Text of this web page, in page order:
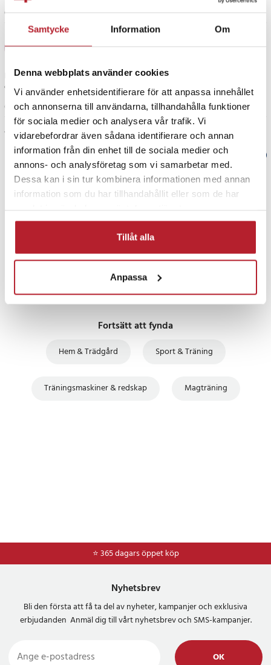
Samtycke Information Om
Denna webbplats använder cookies
Vi använder enhetsidentifierare för att anpassa innehållet
och annonserna till användarna, tillhandahålla funktioner
för sociala medier och analysera vår trafik. Vi
vidarebefordrar även sådana identifierare och annan
information från din enhet till de sociala medier och
annons- och analysföretag som vi samarbetar med.
Dessa kan i sin tur kombinera informationen med annan
information som du har tillhandahållit eller som de har
Tillåt alla
Anpassa
6 år sedan
GB
Efter två dagar sitter inte fast på magen bara att kasta kanske min var
den som var dåligt vet inte vad skall man säga tyvärr
6 år sedan
Visa fler recensioner
Verified by Trustvoice
PRISGARANTI
UTFÖRSÄLJNING
Fortsätt att fynda
Hem & Trädgård Sport & Träning
Träningsmaskiner & redskap Magträning
⭐ 365 dagars öppet köp
Nyhetsbrev
Bli den första att få ta del av nyheter, kampanjer och exklusiva
erbjudanden Anmäl dig till vårt nyhetsbrev och SMS-kampanjer.
OK